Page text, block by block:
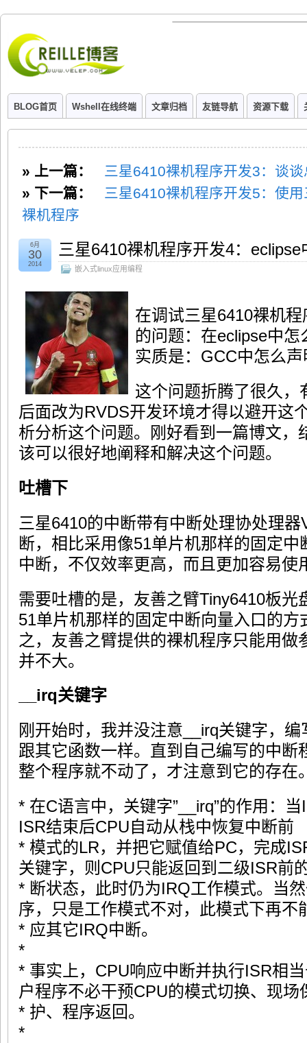
BLOG首页 Wshell在线终端 文章归档 友链导航 资源下载
» 上一篇：
三星6410裸机程序开发3：谈
» 下一篇：
三星6410裸机程序开发5：使
裸机程序
三星6410裸机程序开发4：
嵌入式linux应用编程
6月
30
2014
在调试三星6410裸机
的问题：在eclipse中
实质是：GCC中怎么
这个问题折腾了很久，
后面改为RVDS开发环境才得以避开这
析分析这个问题。刚好看到一篇博文，
该可以很好地阐释和解决这个问题。
吐槽下
三星6410的中断带有中断处理协处理
断，相比采用像51单片机那样的固定
中断，不仅效率更高，而且更加容易使
需要吐槽的是，友善之臂Tiny6410板光
51单片机那样的固定中断向量入口的
之，友善之臂提供的裸机程序只能用做
并不大。
__irq关键字
刚开始时，我并没注意__irq关键字，
跟其它函数一样。直到自己编写的中断
整个程序就不动了，才注意到它的存在
* 在C语言中，关键字”__irq”的作用：
ISR结束后CPU自动从栈中恢复中断前
* 模式的LR，并把它赋值给PC，完成
关键字，则CPU只能返回到二级ISR前
* 断状态，此时仍为IRQ工作模式。当
序，只是工作模式不对，此模式下再不
* 应其它IRQ中断。
*
* 事实上，CPU响应中断并执行ISR相
户程序不必干预CPU的模式切换、现场
* 护、程序返回。
*